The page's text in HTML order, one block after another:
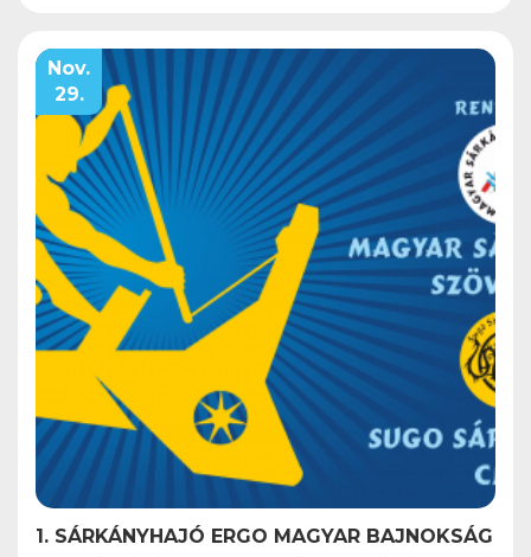
Nov.
29.
1. SÁRKÁNYHAJÓ ERGO MAGYAR BAJNOKSÁG